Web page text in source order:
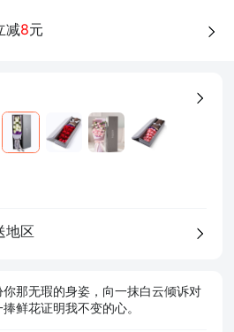
减8元
地区
你那无瑕的身姿，向一抹白云倾诉对
鲜花证明我不变的心。